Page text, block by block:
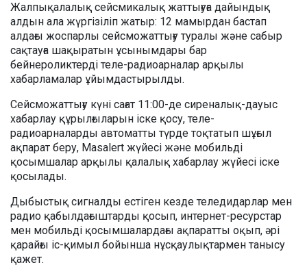
Жалпықалалық сейсмикалық жаттығуға дайындық
алдын ала жүргізіліп жатыр: 12 мамырдан бастап
алдағы жоспарлы сейсможаттығу туралы және сабыр
сақтауға шақыратын ұсынымдары бар
бейнероликтерді теле-радиоарналар арқылы
хабарламалар ұйымдастырылды.
Сейсможаттығу күні сағат 11:00-де сиреналық-дауыс
хабарлау құрылғыларын іске қосу, теле-
радиоарналарды автоматты түрде тоқтатып шұғыл
ақпарат беру, Masalert жүйесі және мобильді
қосымшалар арқылы қалалық хабарлау жүйесі іске
қосылады.
Дыбыстық сигналды естіген кезде теледидарлар мен
радио қабылдағыштарды қосып, интернет-ресурстар
мен мобильді қосымшалардағы ақпаратты оқып, әрі
қарайғы іс-қимыл бойынша нұсқаулықтармен танысу
қажет.